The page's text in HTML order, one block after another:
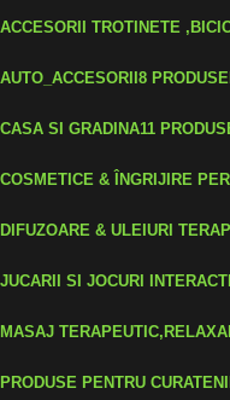
ACCESORII TROTINETE
AUTO_ACCESORII8 PRODUSE
CASA SI GRADINA11
COSMETICE & ÎNGRIJIRE
DIFUZOARE & ULEIURI
JUCARII SI JOCURI
MASAJ
PRODUSE PENTRU